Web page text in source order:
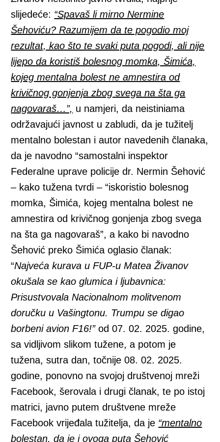
slijedeće: “Spavaš li mirno Nermine
Šehoviću? Razumijem da te pogodio moj
rezultat, kao što te svaki puta pogodi, ali nije
lijepo da koristiš bolesnog momka, Šimića,
kojeg mentalna bolest ne amnestira od
krivičnog gonjenja zbog svega na šta ga
nagovaraš…”, u namjeri, da neistiniama
održavajući javnost u zabludi, da je tužitelj
mentalno bolestan i autor navedenih članaka,
da je navodno “samostalni inspektor
Federalne uprave policije dr. Nermin Šehović
– kako tužena tvrdi – “iskoristio bolesnog
momka, Šimića, kojeg mentalna bolest ne
amnestira od krivičnog gonjenja zbog svega
na šta ga nagovaraš”, a kako bi navodno
Šehović preko Šimića oglasio članak:
“Najveća kurava u FUP-u Matea Živanov
okušala se kao glumica i ljubavnica:
Prisustvovala Nacionalnom molitvenom
doručku u Vašingtonu. Trumpu se digao
borbeni avion F16!”od 07. 02. 2025. godine,
sa vidljivom slikom tužene, a potom je
tužena, sutra dan, točnije 08. 02. 2025.
godine, ponovno na svojoj društvenoj mreži
Facebook, šerovala i drugi članak, te po istoj
matrici, javno putem društvene mreže
Facebook vrijeđala tužitelja, da je “mentalno
bolestan, da je i ovoga puta Šehović